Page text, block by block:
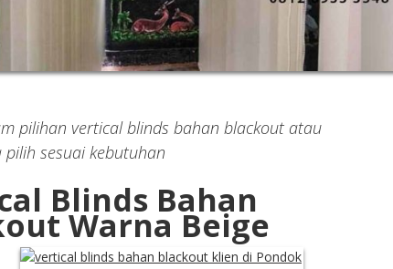
pilihan vertical blinds bahan blackout atau
pilih sesuai kebutuhan
Blinds Bahan
Warna Beige